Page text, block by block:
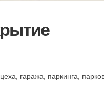
гаража, паркинга,